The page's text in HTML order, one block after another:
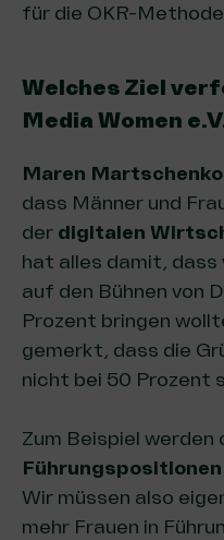
für die OKR-
Welches Ziel
Media Women
Maren
dass Männer und
der digitalen
hat alles damit, dass
auf den Bühnen von
Prozent bringen
gemerkt, dass die
nicht bei 50 Prozent
Zum Beispiel
Führungspositionen
Wir müssen also
mehr Frauen in